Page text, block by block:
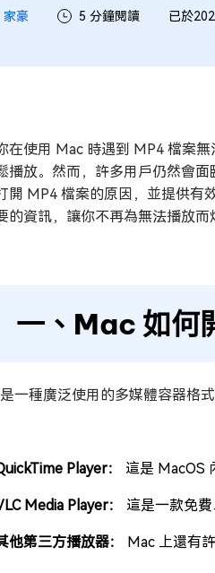
家豪 5 分鐘閱讀 已於
在使用 Mac 時遇到 MP4 檔案
播放。然而，許多用戶仍然會
開 MP4 檔案的原因，並提供有
的資訊，讓你不再為無法播放而
一、Mac 如何
一種廣泛使用的多媒體容器格
Player： 這是 MacOS
Media Player： 這是一款免
他第三方播放器： Mac 上還有